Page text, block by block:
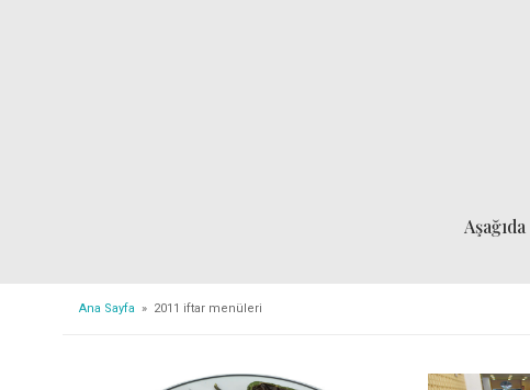
Aşağıda
Ana Sayfa » 2011 iftar menüleri